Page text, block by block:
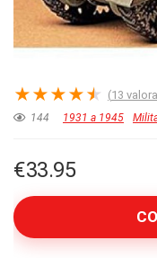
★★★★★ (13
144 1931 a 1945
€33.95